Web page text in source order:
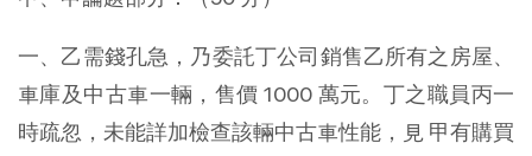
一、乙需錢孔急，乃委託丁公司銷售乙所有之房屋、
車庫及中古車一輛，售價 1000 萬元。丁之職員丙一
時疏忽，未能詳加檢查該輛中古車性能，見 甲有購買